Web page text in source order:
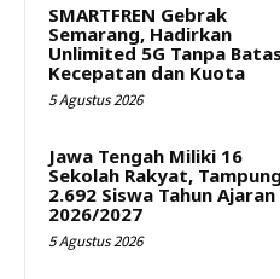
SMARTFREN Gebrak
Semarang, Hadirkan
Unlimited 5G Tanpa Batas
Kecepatan dan Kuota
5 Agustus 2026
Jawa Tengah Miliki 16
Sekolah Rakyat, Tampung
2.692 Siswa Tahun Ajaran
2026/2027
5 Agustus 2026